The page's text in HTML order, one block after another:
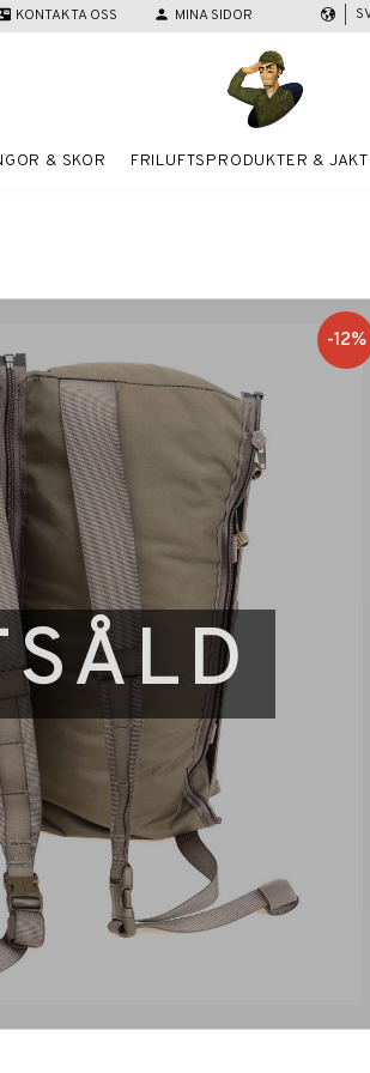
KONTAKTA OSS person MINA SIDOR
& SKOR FRILUFTSPRODUKTER & JAKT
12%